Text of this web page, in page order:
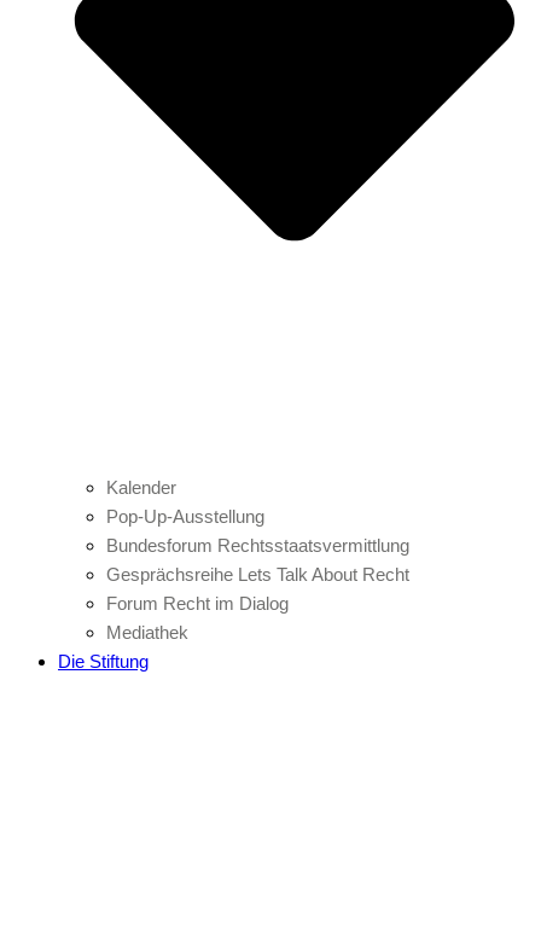
Kalender
Pop-Up-Ausstellung
Bundesforum Rechtsstaatsvermittlung
Gesprächsreihe Lets Talk About Recht
Forum Recht im Dialog
Mediathek
Die Stiftung